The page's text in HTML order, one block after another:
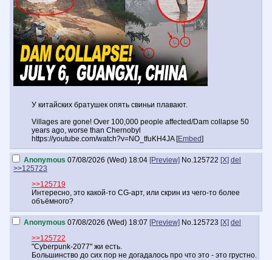
У китайских братушек опять свиньи плавают.
Villages are gone! Over 100,000 people affected/Dam collapse 50
years ago, worse than Chernobyl
https://youtube.com/watch?v=NO_tfuKH4JA [Embed]
Anonymous 07/08/2026 (Wed) 18:04 [Preview] No.125722 [X] del
>>125723
>>125719
Интересно, это какой-то CG-арт, или скрин из чего-то более
объёмного?
Anonymous 07/08/2026 (Wed) 18:07 [Preview] No.125723 [X] del
>>125722
"Cyberpunk-2077" жи есть.
Большинство до сих пор не догадалось про что это - это грустно.